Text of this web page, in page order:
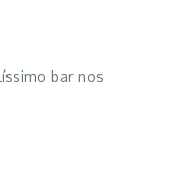
bar nos